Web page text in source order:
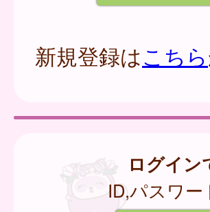
新規登録はこちら
ログイン
ID,パスワ